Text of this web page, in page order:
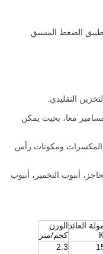
الضغط المسبق
معا، بحيث يمكن
المكسرات ومكونات رأس
أنبوب التخمير، أنبوب
العائدالوزن
كجم/متر
2.3